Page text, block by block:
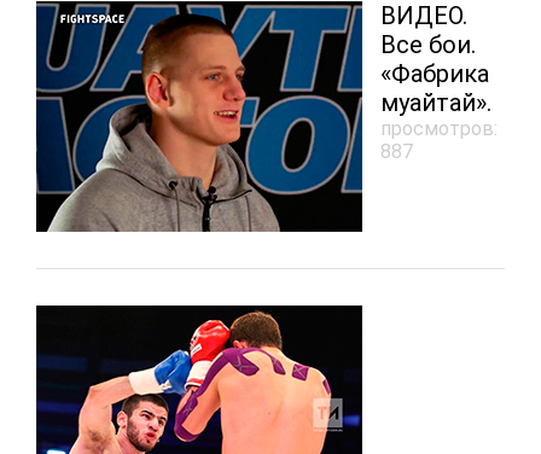
ВИДЕО.
Все бои.
«Фабрика
муайтай».
просмотров:
887